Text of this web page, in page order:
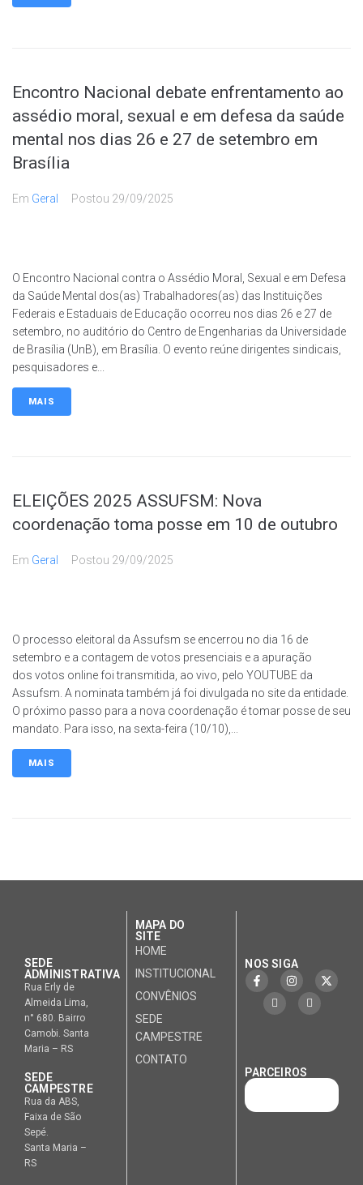
Encontro Nacional debate enfrentamento ao
assédio moral, sexual e em defesa da saúde
mental nos dias 26 e 27 de setembro em
Brasília
Em Geral Postou 29/09/2025
O Encontro Nacional contra o Assédio Moral, Sexual e em Defesa
da Saúde Mental dos(as) Trabalhadores(as) das Instituições
Federais e Estaduais de Educação ocorreu nos dias 26 e 27 de
setembro, no auditório do Centro de Engenharias da Universidade
de Brasília (UnB), em Brasília. O evento reúne dirigentes sindicais,
pesquisadores e...
MAIS
ELEIÇÕES 2025 ASSUFSM: Nova
coordenação toma posse em 10 de outubro
Em Geral Postou 29/09/2025
O processo eleitoral da Assufsm se encerrou no dia 16 de
setembro e a contagem de votos presenciais e a apuração
dos votos online foi transmitida, ao vivo, pelo YOUTUBE da
Assufsm. A nominata também já foi divulgada no site da entidade.
O próximo passo para a nova coordenação é tomar posse de seu
mandato. Para isso, na sexta-feira (10/10),...
MAIS
SEDE
ADMINISTRATIVA
Rua Erly de
Almeida Lima,
n° 680. Bairro
Camobi. Santa
Maria – RS
SEDE
CAMPESTRE
Rua da ABS,
Faixa de São
Sepé.
Santa Maria –
RS
MAPA DO
SITE
HOME
INSTITUCIONAL
CONVÊNIOS
SEDE
CAMPESTRE
CONTATO
NOS SIGA
PARCEIROS